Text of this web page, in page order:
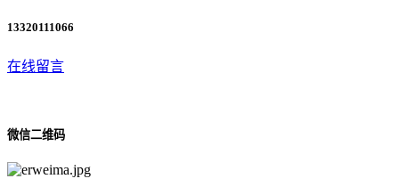
13320111066
在线留言
微信二维码